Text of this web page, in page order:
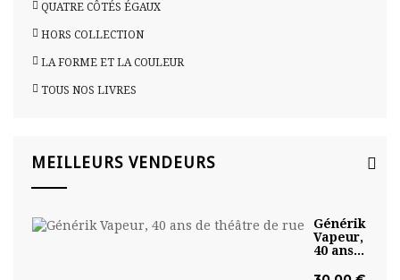
QUATRE CÔTÉS ÉGAUX
HORS COLLECTION
LA FORME ET LA COULEUR
TOUS NOS LIVRES
MEILLEURS VENDEURS
Générik
Vapeur,
40 ans...